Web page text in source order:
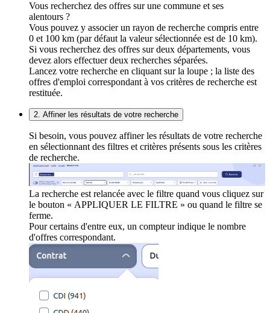
Vous recherchez des offres sur une commune et ses
alentours ?
Vous pouvez y associer un rayon de recherche compris entre
0 et 100 km (par défaut la valeur sélectionnée est de 10 km).
Si vous recherchez des offres sur deux départements, vous
devez alors effectuer deux recherches séparées.
Lancez votre recherche en cliquant sur la loupe ; la liste des
offres d'emploi correspondant à vos critères de recherche est
restituée.
2. Affiner les résultats de votre recherche
Si besoin, vous pouvez affiner les résultats de votre recherche
en sélectionnant des filtres et critères présents sous les critères
de recherche.
La recherche est relancée avec le filtre quand vous cliquez sur
le bouton « APPLIQUER LE FILTRE » ou quand le filtre se
ferme.
Pour certains d'entre eux, un compteur indique le nombre
d'offres correspondant.